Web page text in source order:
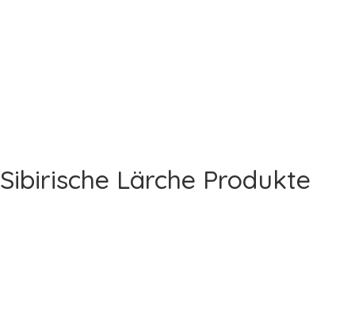
Sibirische Lärche Produkte